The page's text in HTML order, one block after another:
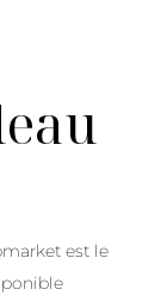
est le